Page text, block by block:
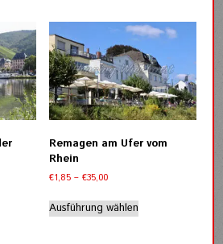
Varianten
auf.
Die
Optionen
können
auf
der
gewählt
Remagen am Ufer vom
Rhein
€1,85 – €35,00Preisspanne:
bis
€35,00
Ausführung wählenProdukt